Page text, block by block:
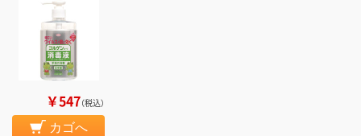
￥547（税込）
カゴへ